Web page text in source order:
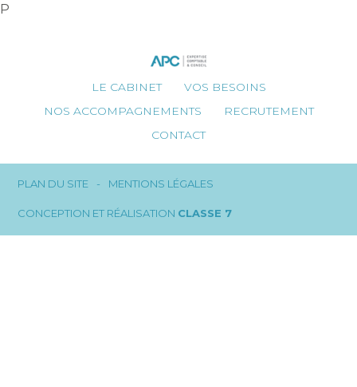
P
LE CABINET
VOS BESOINS
NOS ACCOMPAGNEMENTS
RECRUTEMENT
CONTACT
Footer
PLAN DU SITE MENTIONS LÉGALES
CONCEPTION ET RÉALISATION CLASSE 7